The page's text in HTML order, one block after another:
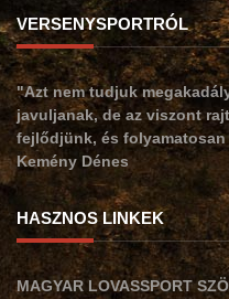
VERSENYSPORTRÓL
"Azt nem tudjuk
javuljanak, de az viszont
fejlődjünk, és
Kemény Dénes
HASZNOS LINKEK
MAGYAR LOVASSPORT